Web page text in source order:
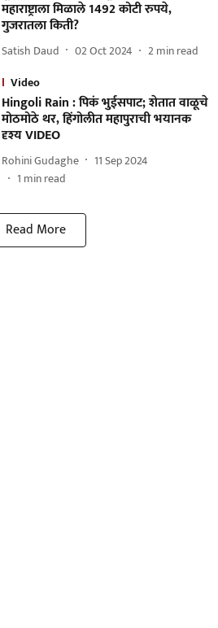
महाराष्ट्राला मिळाले 1492 कोटी रुपये,
गुजरातला किती?
Satish Daud 02 Oct 2024 2min read
Video
Hingoli Rain : पिकं भुईसपाट; शेतात वाळूचे
मोठमोठे थर, हिंगोलीत महापुराची भयानक
दृश्य VIDEO
Rohini Gudaghe
11 Sep 2024
1 min read
Read More